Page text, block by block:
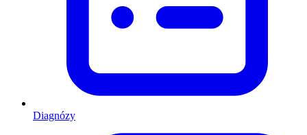
Diagnózy